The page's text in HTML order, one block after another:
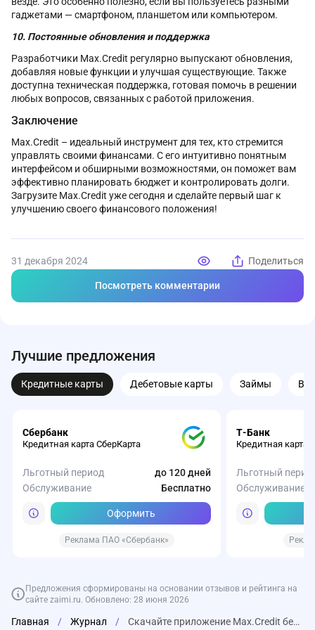
гаджетами — смартфоном, планшетом или компьютером.
10. Постоянные обновления и поддержка
Разработчики Max.Credit регулярно выпускают обновления,
добавляя новые функции и улучшая существующие. Также
доступна техническая поддержка, готовая помочь в решении
любых вопросов, связанных с работой приложения.
Заключение
Max.Credit – идеальный инструмент для тех, кто стремится
управлять своими финансами. С его интуитивно понятным
интерфейсом и обширными возможностями, он поможет вам
эффективно планировать бюджет и контролировать долги.
Загрузите Max.Credit уже сегодня и сделайте первый шаг к
улучшению своего финансового положения!
31 декабря 2024 Поделиться
Посмотреть комментарии
Лучшие предложения
Кредитные карты Дебетовые карты Займы
Сбербанк
Кредитная карта СберКарта
Льготный период
до 120 дней
Обслуживание
Бесплатно
Оформить
Реклама ПАО «Сбербанк»
Т-Банк
Кредитная карта
Льготный
Обслуживание
Предложения сформированы на основании отзывов и рейтинга на
сайте zaimi.ru. Обновлено: 28 июня 2026
Турбозайм
Веббанкир
Газпромбанк
Главная / Журнал / Скачайте приложение Max.Credit бесплатно на Android и iOS